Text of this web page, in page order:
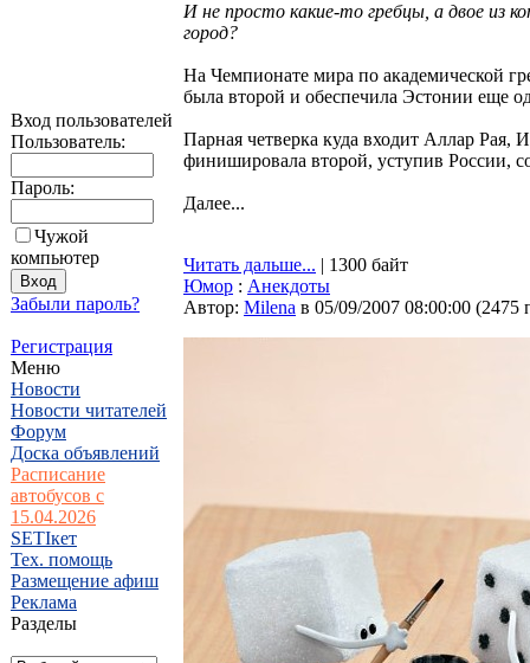
Вход пользователей
Пользователь:
Пароль:
Чужой
компьютер
Забыли пароль?
Регистрация
Меню
Новости
Новости читателей
Форум
Доска объявлений
Расписание
автобусов с
15.04.2026
SETIкет
Тех. помощь
Размещение афиш
Реклама
Разделы
И не просто какие-то гребцы, а двое из
город?
На Чемпионате мира по академической
была второй и обеспечила Эстонии еще
Парная четверка куда входит Аллар
финишировала второй, уступив России,
Далее...
Читать дальше... | 1300 байт
Юмор : Анекдоты
Автор: Milena в 05/09/2007 08:00:00 (2475